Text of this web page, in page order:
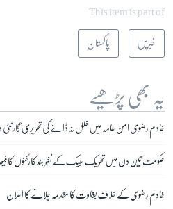
This item is part of
خبریں پاکستان
یہ بھی پڑھیے
خادم رضوی امن عامہ میں خلل نہ ڈالنے کی تحریری گارنٹی
حکومت تین دن میں تحریک لبیک کے نظر بند کارکنوں کا
خادم رضوی کے خلاف بغاوت کا مقدمہ چلانے کا اعلان